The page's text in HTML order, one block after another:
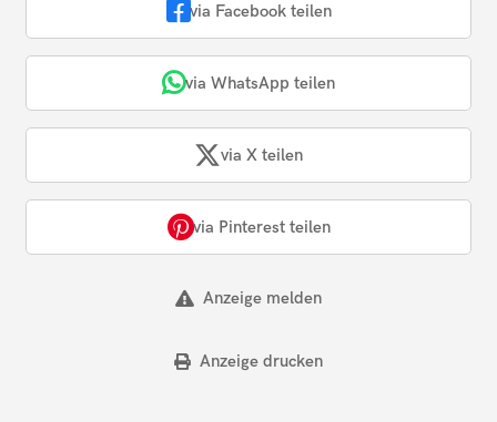
via Facebook teilen
via WhatsApp teilen
via X teilen
via Pinterest teilen
Anzeige melden
Anzeige drucken